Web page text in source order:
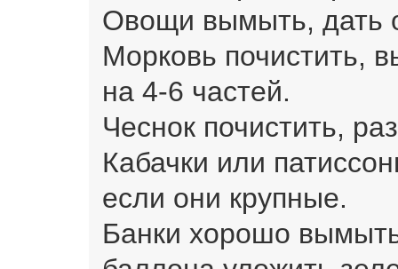
Овощи вымыть, дать
Морковь почистить,
на 4-6 частей.
Чеснок почистить,
Кабачки или
если они крупные.
Банки хорошо